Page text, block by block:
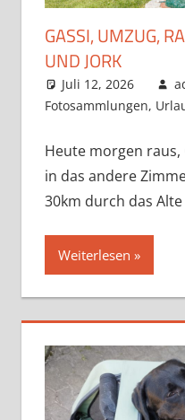
GASSI, UMZUG,
UND JORK
Juli 12, 2026
Fotosammlungen,
Heute morgen raus,
in das andere
30km durch das Alte
Weiterlesen